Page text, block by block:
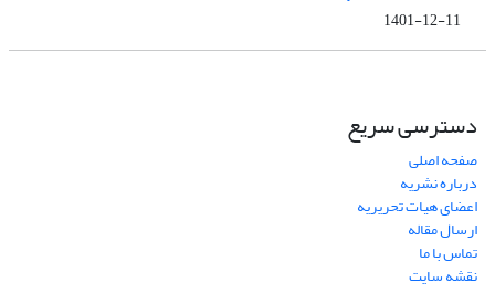
1401-12-11
دسترسی سریع
صفحه اصلی
درباره نشریه
اعضای هیات تحریریه
ارسال مقاله
تماس با ما
نقشه سایت